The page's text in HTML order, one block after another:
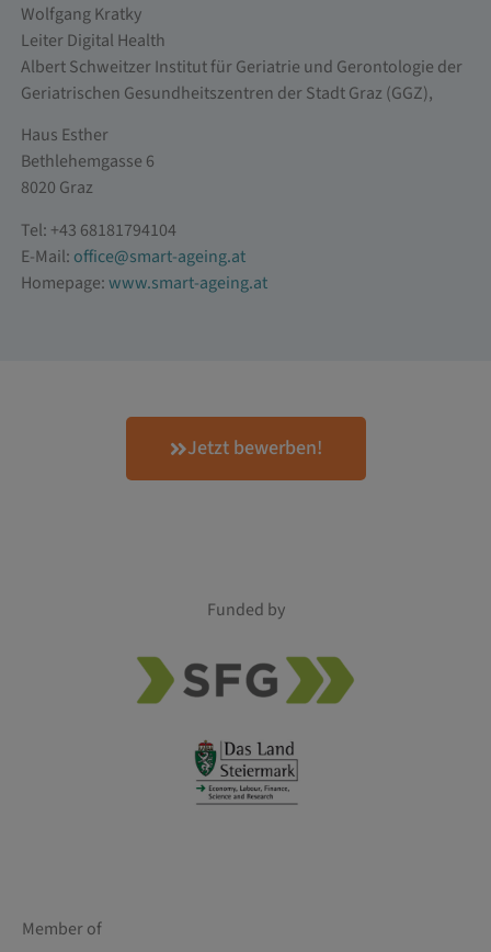
Wolfgang Kratky
Leiter Digital Health
Albert Schweitzer Institut für Geriatrie und Gerontologie der
Geriatrischen Gesundheitszentren der Stadt Graz (GGZ),
Haus Esther
Bethlehemgasse 6
8020 Graz
Tel: +43 68181794104
E-Mail: office@smart-ageing.at
Homepage:www.smart-ageing.at
Jetzt bewerben!
Funded by
Member of